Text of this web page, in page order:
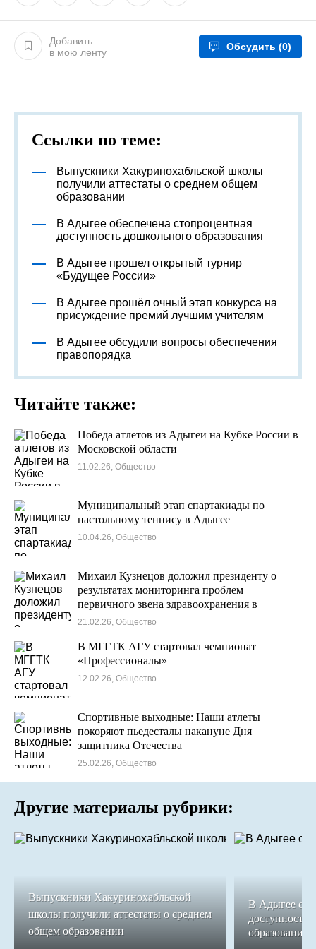
Добавить
в мою ленту
Обсудить (0)
Ссылки по теме:
Выпускники Хакуринохабльской школы
получили аттестаты о среднем общем
образовании
В Адыгее обеспечена стопроцентная
доступность дошкольного образования
В Адыгее прошел открытый турнир
«Будущее России»
В Адыгее прошёл очный этап конкурса на
присуждение премий лучшим учителям
В Адыгее обсудили вопросы обеспечения
правопорядка
Читайте также:
Победа атлетов из Адыгеи на Кубке России в
Московской области
11.02.26, Общество
Муниципальный этап спартакиады по
настольному теннису в Адыгее
10.04.26, Общество
Михаил Кузнецов доложил президенту о
результатах мониторинга проблем
первичного звена здравоохранения в
регионах России
21.02.26, Общество
В МГГТК АГУ стартовал чемпионат
«Профессионалы»
12.02.26, Общество
Спортивные выходные: Наши атлеты
покоряют пьедесталы накануне Дня
защитника Отечества
25.02.26, Общество
Другие материалы рубрики:
Выпускники Хакуринохабльской
школы получили аттестаты о среднем
общем образовании
В Адыгее
доступность
образования